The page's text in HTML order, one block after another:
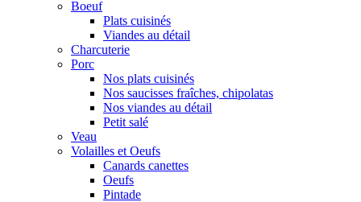
Boeuf
Plats cuisinés
Viandes au détail
Charcuterie
Porc
Nos plats cuisinés
Nos saucisses fraîches, chipolatas
Nos viandes au détail
Petit salé
Veau
Volailles et Oeufs
Canards canettes
Oeufs
Pintade